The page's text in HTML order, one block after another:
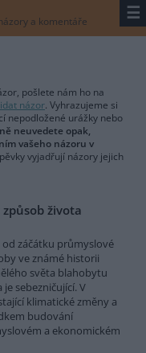
a komentáře ☰
pošlete nám ho na
názor. Vyhrazujeme si
nepodložené urážky nebo
neuvedete opak,
vašeho názoru v
vyjadřují názory jejich
života
záčátku průmyslové
ve známé historii
světa blahobytu
sebezničující. V
klimatické změny a
budování
a ekonomickém